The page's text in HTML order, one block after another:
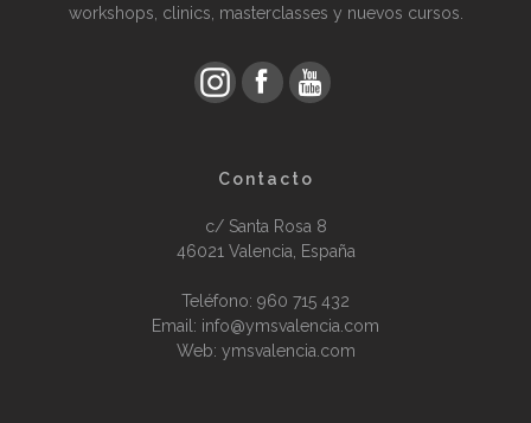
workshops, clinics, masterclasses y nuevos cursos.
Contacto
c/ Santa Rosa 8
46021 Valencia, España
Teléfono: 960 715 432
Email: info@ymsvalencia.com
Web: ymsvalencia.com